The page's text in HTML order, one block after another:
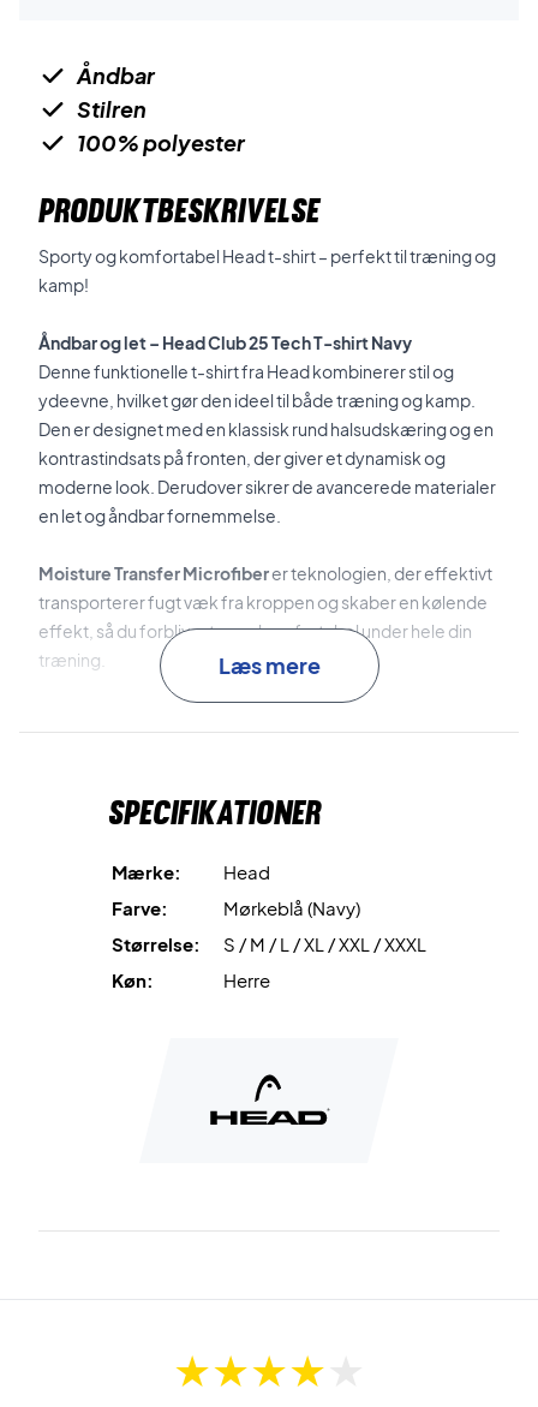
Åndbar
Stilren
100% polyester
PRODUKTBESKRIVELSE
Sporty og komfortabel Head t-shirt – perfekt til træning og
kamp!
Åndbar og let – Head Club 25 Tech T-shirt Navy
Denne funktionelle t-shirt fra Head kombinerer stil og
ydeevne, hvilket gør den ideel til både træning og kamp.
Den er designet med en klassisk rund halsudskæring og en
kontrastindsats på fronten, der giver et dynamisk og
moderne look. Derudover sikrer de avancerede materialer
en let og åndbar fornemmelse.
Moisture Transfer Microfiberer teknologien, der effektivt
transporterer fugt væk fra kroppen og skaber en kølende
effekt, så du forbliver tør og komfortabel under hele din
træning.
hvilket gør den ideel til intensiv brug.
Spil med komfort og stil – køb din Head Club 25 Tech T-
shirt Navy i dag!
Materiale: 100% polyester.
Læs mere
Specifikationer
Mærke:
Head
Farve:
Mørkeblå (Navy)
Størrelse:
S / M / L / XL / XXL / XXXL
Køn:
Herre